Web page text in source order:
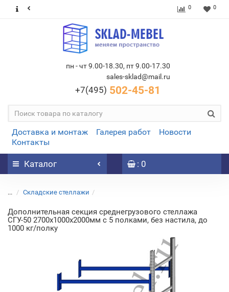
0 0
пн - чт 9.00-18.30, пт 9.00-17.30
sales-sklad@mail.ru
+7(495) 502-45-81
Доставка и монтаж Галерея работ
Новости
Контакты
Каталог : 0
... Складские стеллажи
Дополнительная секция среднегрузового стеллажа
СГУ-50 2700х1000х2000мм с 5 полками, без настила, до
1000 кг/полку